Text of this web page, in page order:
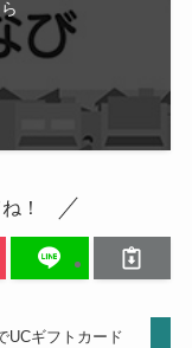
！
UCギフトカード